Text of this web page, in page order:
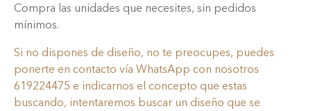
Compra las unidades que necesites, sin pedidos
mínimos.
Si no dispones de diseño, no te preocupes, puedes
ponerte en contacto vía WhatsApp con nosotros
619224475 e indicarnos el concepto que estas
buscando, intentaremos buscar un diseño que se